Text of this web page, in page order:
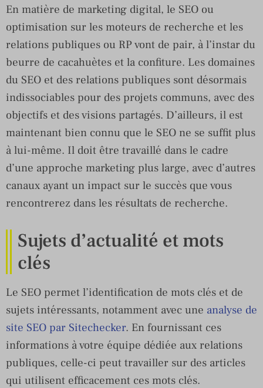
En matière de marketing digital, le SEO ou
optimisation sur les moteurs de recherche et les
relations publiques ou RP vont de pair, à l’instar du
beurre de cacahuètes et la confiture. Les domaines
du SEO et des relations publiques sont désormais
indissociables pour des projets communs, avec des
objectifs et des visions partagés. D’ailleurs, il est
maintenant bien connu que le SEO ne se suffit plus
à lui-même. Il doit être travaillé dans le cadre
d’une approche marketing plus large, avec d’autres
canaux ayant un impact sur le succès que vous
rencontrerez dans les résultats de recherche.
Sujets d’actualité et mots
clés
Le SEO permet l’identification de mots clés et de
sujets intéressants, notamment avec une analyse de
site SEO par Sitechecker. En fournissant ces
informations à votre équipe dédiée aux relations
publiques, celle-ci peut travailler sur des articles
qui utilisent efficacement ces mots clés.